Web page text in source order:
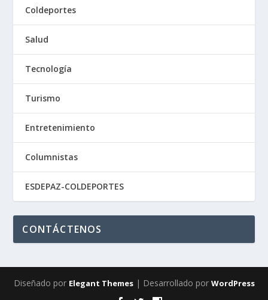
Coldeportes
Salud
Tecnología
Turismo
Entretenimiento
Columnistas
ESDEPAZ-COLDEPORTES
CONTÁCTENOS
Diseñado por Elegant Themes| Desarrollado por WordPress